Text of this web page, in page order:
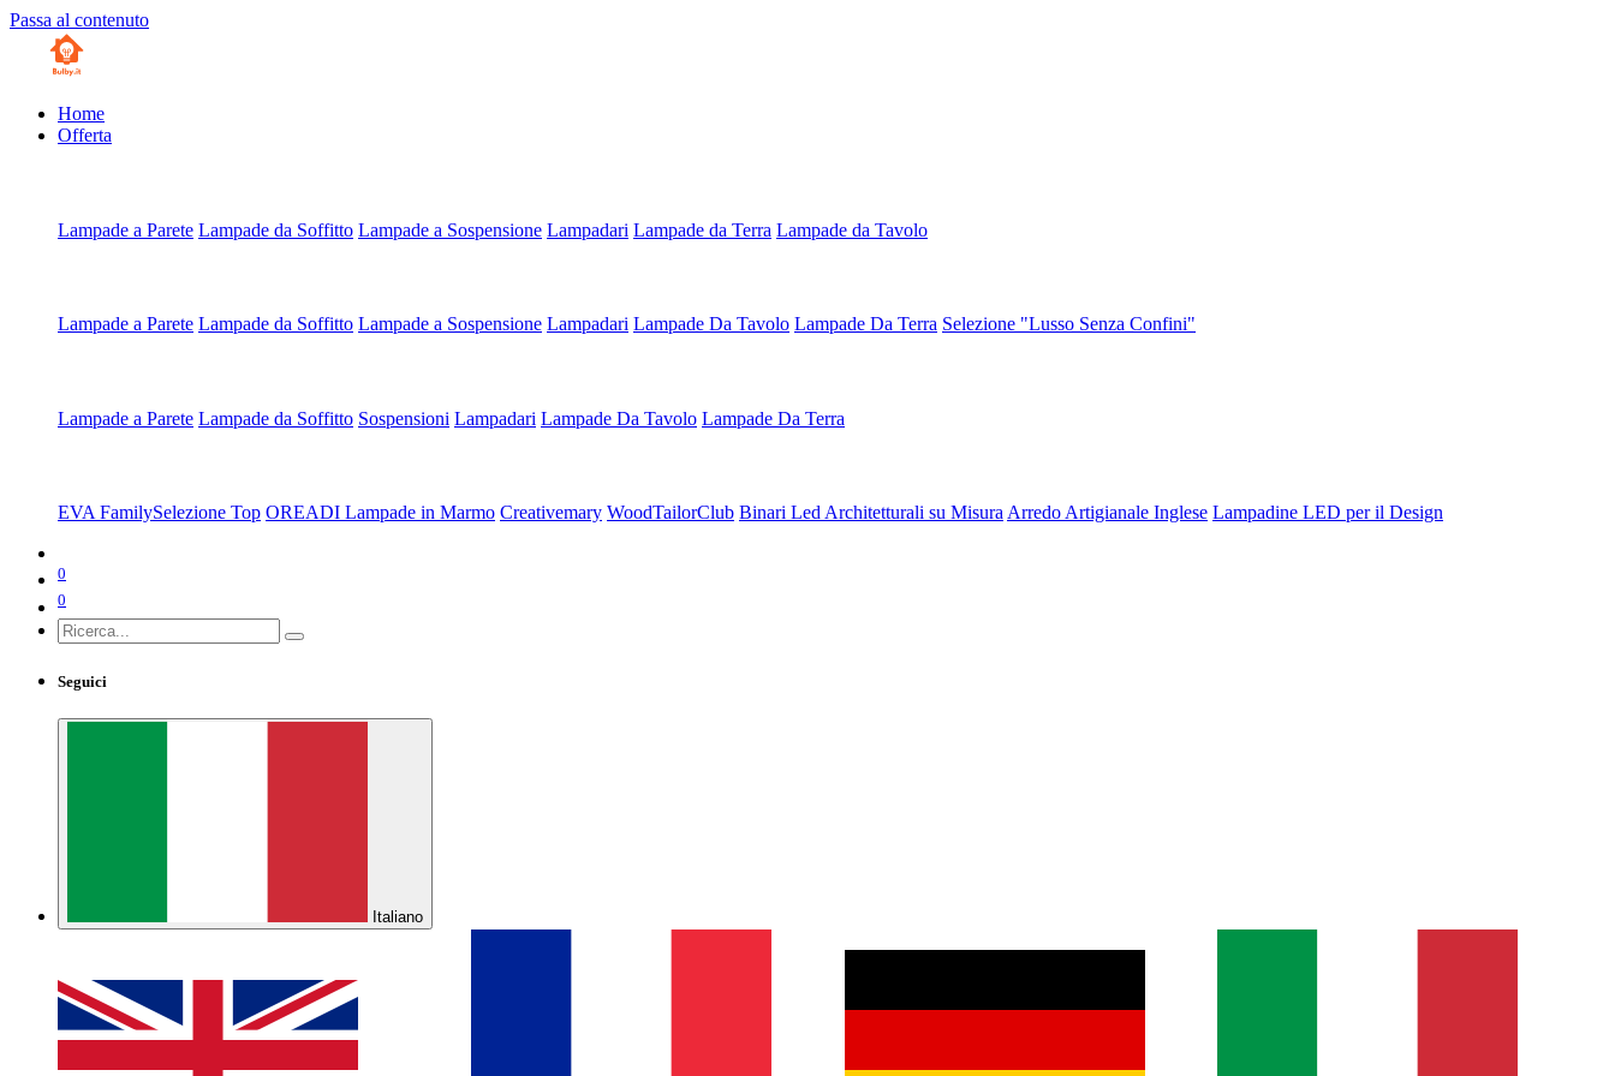
Passa al contenuto
Home
Offerta
Lampade a Parete Lampade da Soffitto Lampade a Sospensione Lampadari Lampade da Terra Lampade da Tavolo
Lampade a Parete Lampade da Soffitto Lampade a Sospensione Lampadari Lampade Da Tavolo Lampade Da Terra Selezione "Lusso Senza Confini"
Lampade a Parete Lampade da Soffitto Sospensioni Lampadari Lampade Da Tavolo Lampade Da Terra
EVA FamilySelezione Top OREADI Lampade in Marmo Creativemary WoodTailorClub Binari Led Architetturali su Misura Arredo Artigianale Inglese Lampadine LED per il Design
0
0
Seguici
Italiano